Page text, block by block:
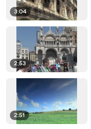
3:04
2:53
2:51